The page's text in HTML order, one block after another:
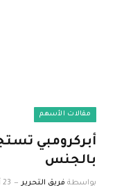
مقالات الأسهم
أبركرومبي
بالجنس
بواسطة فريق التحرير 23 أكتوبر، 2024